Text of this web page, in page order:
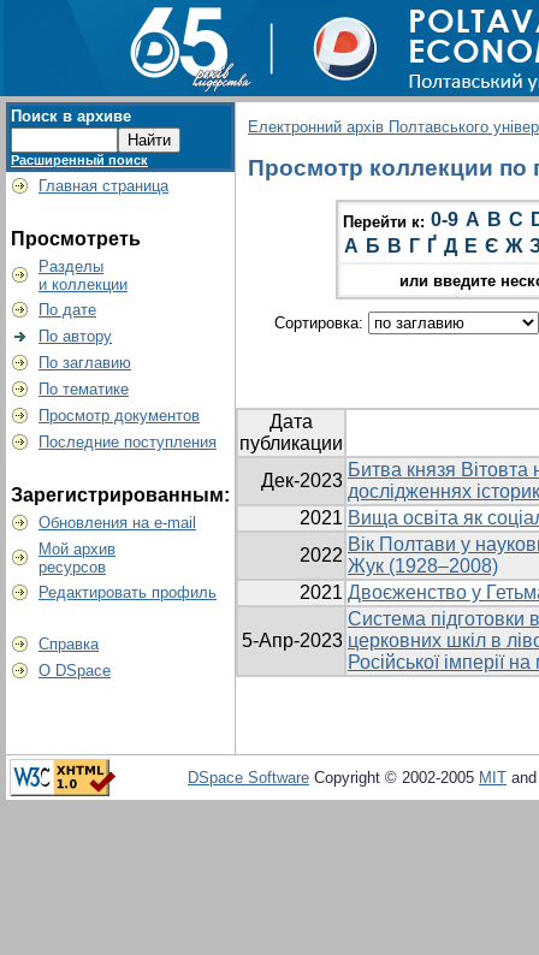
Поиск в архиве
Расширенный поиск
Главная страница
Просмотреть
Разделы
и коллекции
По дате
По автору
По заглавию
По тематике
Просмотр документов
Последние поступления
Зарегистрированным:
Обновления на e-mail
Мой архив
ресурсов
Редактировать профиль
Справка
О DSpace
Електронний архів Полтавського
Просмотр коллекции по
Перейти к: 0-9 A B C
А Б В Г Ґ Д Е Є Ж
или введите
Сортировка:
Дата
публикации
Дек-2023
Битва князя Вітовта
дослідженнях
2021 Вища освіта як
2022
Вік Полтави у
Жук (1928–2008)
2021 Двоєженство у
5-Апр-2023
Система підготовки
церковних шкіл в
Російської імперії
DSpace Software Copyright © 2002-2005 MIT